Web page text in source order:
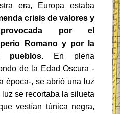
era, Europa estaba
crisis de valores y
por el
Romano y por la
pueblos. En plena
de la Edad Oscura -
época-, se abrió una luz
se recortaba la silueta
vestían túnica negra,